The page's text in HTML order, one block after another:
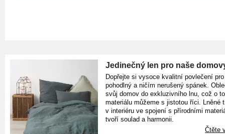
Jedinečný len pro naše
Dopřejte si vysoce kvalitní povlečení pro
pohodlný a ničím nerušený spánek.
svůj domov do exkluzivního lnu, což o
materiálu můžeme s jistotou říci. Lněné
v interiéru ve spojení s přírodními
tvoří soulad a harmonii.
Čtěte